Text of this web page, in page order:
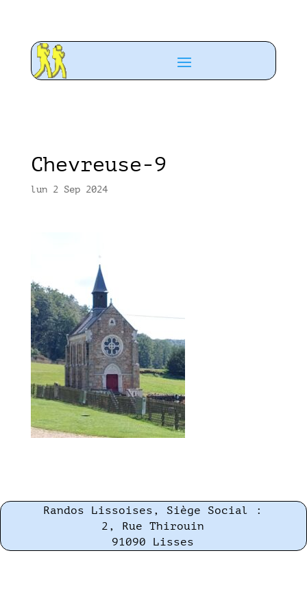
Chevreuse-9
lun 2 Sep 2024
Randos Lissoises, Siège Social :
2, Rue Thirouin
91090 Lisses